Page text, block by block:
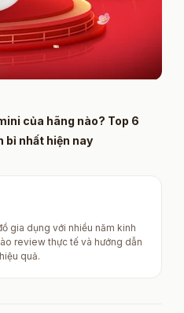
của hãng nào? Top 6
bỉ nhất hiện nay
gia dụng với nhiều năm kinh
review thực tế và hướng dẫn
quả.